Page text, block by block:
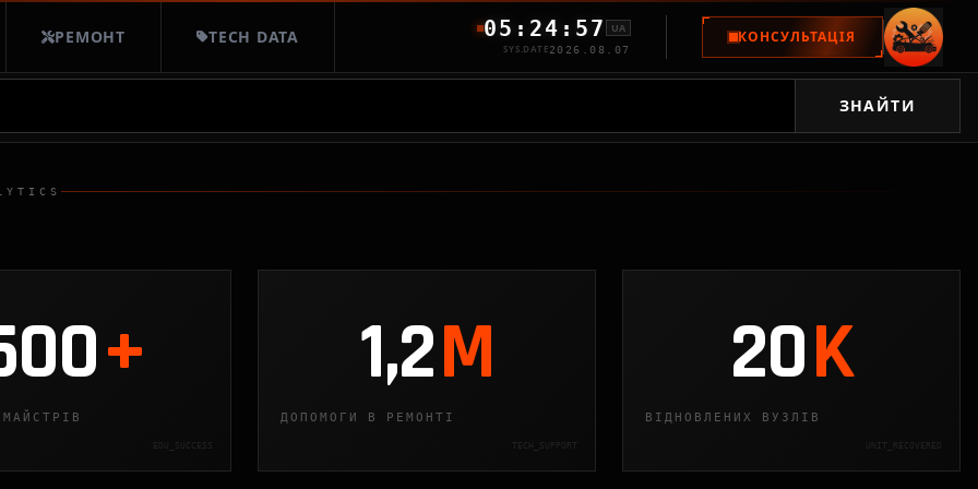
РЕМОНТ TECH DATA 05:24:59 UA
SYS.DATE2026.08.07
КОНСУЛЬТАЦІЯ
ЗНАЙТИ
+
EDU_SUCCESS
1,2M
ДОПОМОГИ В РЕМОНТІ
TECH_SUPPORT
20K
ВІДНОВЛЕНИХ ВУЗЛІВ
UNIT_RECOVERED